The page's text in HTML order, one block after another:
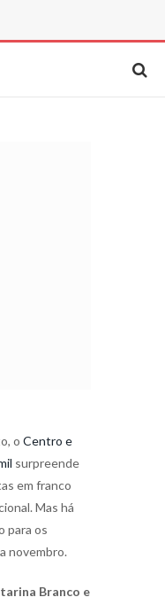
o Centro e
surpreende
em franco
Mas há
para os
novembro.
Branco e